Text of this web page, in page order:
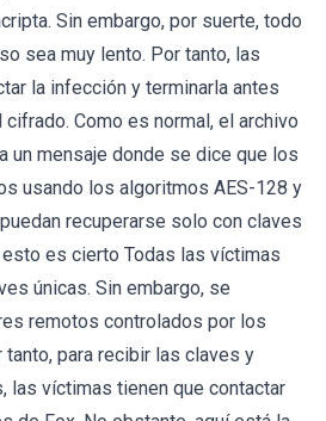
Sin embargo, por suerte, todo
sea muy lento. Por tanto, las
la infección y terminarla antes
Como es normal, el archivo
un mensaje donde se dice que los
usando los algoritmos AES-128 y
recuperarse solo con claves
es cierto Todas las víctimas
únicas. Sin embargo, se
remotos controlados por los
para recibir las claves y
las víctimas tienen que contactar